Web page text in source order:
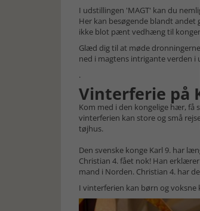
I udstillingen 'MAGT' kan du
Her kan besøgende blandt andet
ikke blot pænt vedhæng til
Glæd dig til at møde
ned i magtens intrigante verden i
.
Vinterferie på
Kom med i den kongelige hær, få
vinterferien kan store og små
tøjhus.
Den svenske konge Karl 9. har
Christian 4. fået nok! Han
mand i Norden. Christian 4. har
I vinterferien kan børn og